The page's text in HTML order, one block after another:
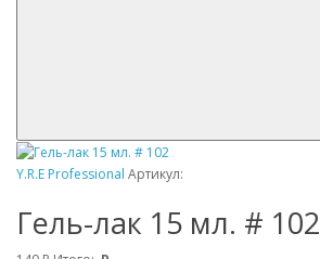
Y.R.E Professional Артикул:
Гель-лак 15 мл. # 102